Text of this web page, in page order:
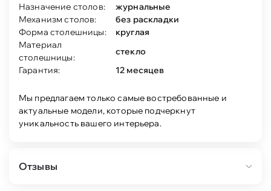
Назначение столов:
журнальные
Механизм столов:
без раскладки
Форма столешницы:
круглая
Материал
столешницы:
стекло
Гарантия:
12 месяцев
Мы предлагаем только самые востребованные и
актуальные модели, которые подчеркнут
уникальность вашего интерьера.
Отзывы